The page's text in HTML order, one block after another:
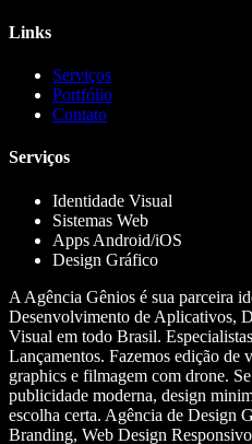
Links
Serviços
Portfólio
Contato
Serviços
Identidade Visual
Sistemas Web
Apps Android/iOS
Design Gráfico
A Agência Gênios é sua parceira
Desenvolvimento de Aplicativos,
Visual em todo Brasil.
Lançamentos. Fazemos edição de
graphics e filmagem com drone.
publicidade moderna, design
escolha certa. Agência de Design
Branding, Web Design